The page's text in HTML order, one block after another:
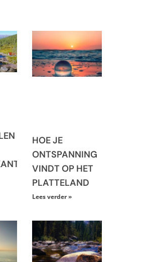
HOE JE
ONTSPANNING
VINDT OP HET
PLATTELAND
Lees verder »